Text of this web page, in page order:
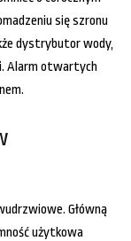
się szronu
dystrybutor wody,
Alarm otwartych
Główną
użytkowa